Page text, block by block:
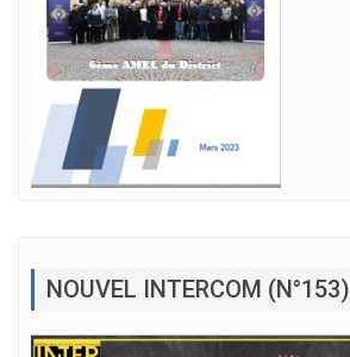
NOUVEL INTERCOM (N°153)